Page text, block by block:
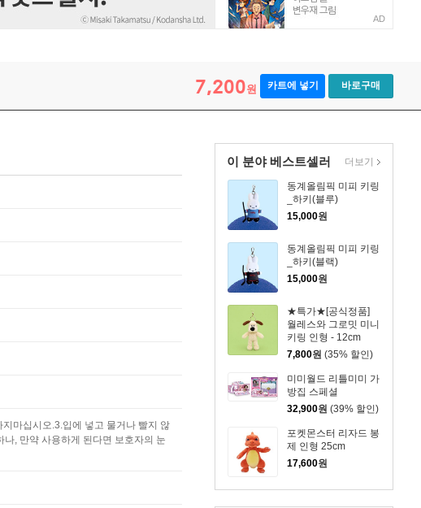
AD
7,200원 카트에 넣기 바로구매
이 분야 베스트셀러
동계올림픽 미피 키링
_하키(블루)
15,000원
동계올림픽 미피 키링
_하키(블랙)
15,000원
★특가★[공식정품]
월레스와 그로밋 미니
키링 인형 - 12cm
7,800원 (35% 할인)
미미월드 리틀미미 가
방집 스페셜
32,900원 (39% 할인)
포켓몬스터 리자드 봉
제 인형 25cm
17,600원
더보기
마십시오.3.입에 넣고 물거나 빨지 않
, 만약 사용하게 된다면 보호자의 눈